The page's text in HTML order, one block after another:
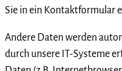
Sie in ein Kontaktformular
Andere Daten werden
durch unsere IT-Systeme